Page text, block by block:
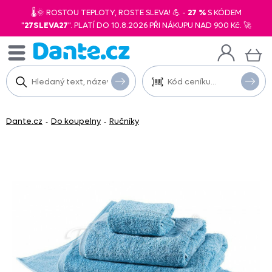
🌡️🌞 ROSTOU TEPLOTY, ROSTE SLEVA! 💪 - 27 %S KÓDEM
"27SLEVA27". PLATÍ DO 10.8.2026 PŘI NÁKUPU NAD 900 Kč. 🚀
Dante.cz - Do koupelny - Ručníky